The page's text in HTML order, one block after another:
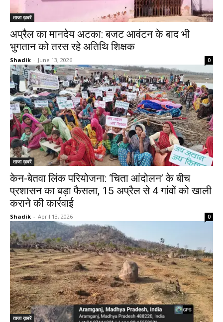
ताजा ख़बरें
अप्रैल का मानदेय अटका: बजट आवंटन के बाद भी
भुगतान को तरस रहे अतिथि शिक्षक
Shadik - June 13, 2026 0
ताजा ख़बरें
केन-बेतवा लिंक परियोजना: ‘चिता आंदोलन’ के बीच
प्रशासन का बड़ा फैसला, 15 अप्रैल से 4 गांवों को खाली
कराने की कार्रवाई
Shadik - April 13, 2026 0
ताजा ख़बरें